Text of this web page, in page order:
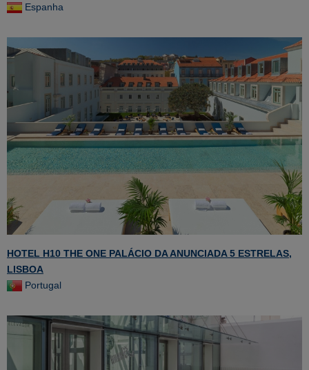
Espanha
HOTEL H10 THE ONE PALÁCIO DA ANUNCIADA 5 ESTRELAS,
LISBOA
Portugal